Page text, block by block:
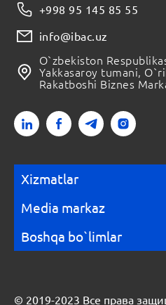
+998 95 145 85 55
info@ibac.uz
O`zbekiston
Yakkasaroy tumani,
Rakatboshi Biznes
Xizmatlar
Media markaz
Boshqa bo`limlar
© 2019-2023 Все права